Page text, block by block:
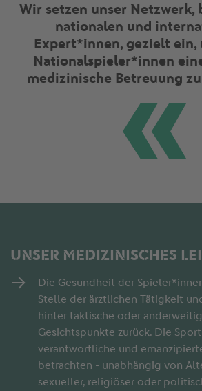
Wir setzen unser Netzwerk,
nationalen und
Expert*innen, gezielt ein,
Nationalspieler*innen
medizinische Betreuung
UNSER MEDIZINISCHES
Die Gesundheit der
Stelle der ärztlichen Tätigkeit
hinter taktische oder
Gesichtspunkte zurück. Die
verantwortliche und
betrachten - unabhängig von
sexueller, religiöser oder